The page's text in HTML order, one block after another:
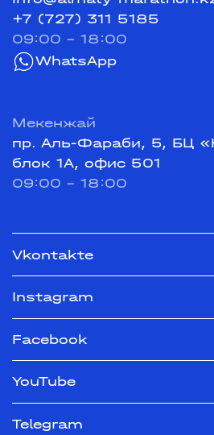
+7 (727) 311 5185
09:00 - 18:00
WhatsApp
Мекенжай
пр. Аль-Фараби, 5, БЦ
блок 1А, офис 501
09:00 - 18:00
Vkontakte
Instagram
Facebook
YouTube
Telegram